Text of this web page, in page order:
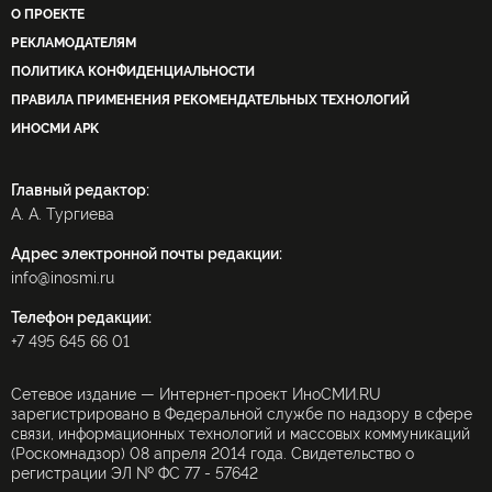
О ПРОЕКТЕ
РЕКЛАМОДАТЕЛЯМ
ПОЛИТИКА КОНФИДЕНЦИАЛЬНОСТИ
ПРАВИЛА ПРИМЕНЕНИЯ РЕКОМЕНДАТЕЛЬНЫХ ТЕХНОЛОГИЙ
ИНОСМИ APK
Главный редактор:
А. А. Тургиева
Адрес электронной почты редакции:
info@inosmi.ru
Телефон редакции:
+7 495 645 66 01
Сетевое издание — Интернет-проект ИноСМИ.RU
зарегистрировано в Федеральной службе по надзору в сфере
связи, информационных технологий и массовых коммуникаций
(Роскомнадзор) 08 апреля 2014 года. Свидетельство о
регистрации ЭЛ № ФС 77 - 57642